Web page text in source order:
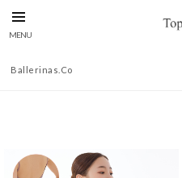
Ballerinas.co